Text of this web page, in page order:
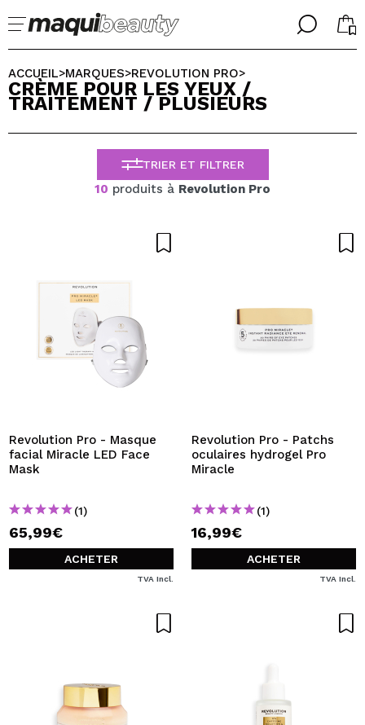
╳
J'suis déjà #maquilover, j'ai un compte
ACCUEILLIR!
je n'ai pas de compte ici
JE VEUX M'INSCRIRE
commandes et consulter vos opérations précédentes.
╳
CHOISISSEZ VOTRE LANGUE
ESPAÑOL
ENGLISH
ALEMAN
ITALIANO
ACCUEIL>MARQUES>REVOLUTION PRO>
CRÈME POUR LES YEUX /
TRAITEMENT / PLUSIEURS
TRIER ET FILTRER
10 produits à Revolution Pro
Revolution Pro - Masque
facial Miracle LED Face
Mask
(1)
65,99€
ACHETER
TVA Incl.
Revolution Pro - Patchs
oculaires hydrogel Pro
Miracle
(1)
16,99€
ACHETER
TVA Incl.